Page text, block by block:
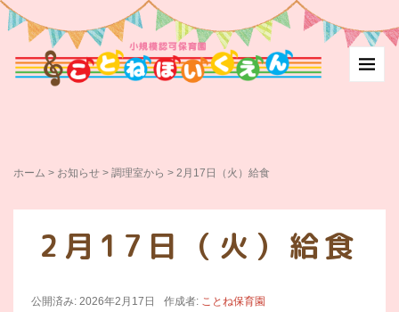
ホーム > お知らせ > 調理室から > 2月17日（火）給食
2月17日（火）給食
公開済み: 2026年2月17日 作成者: ことね保育園